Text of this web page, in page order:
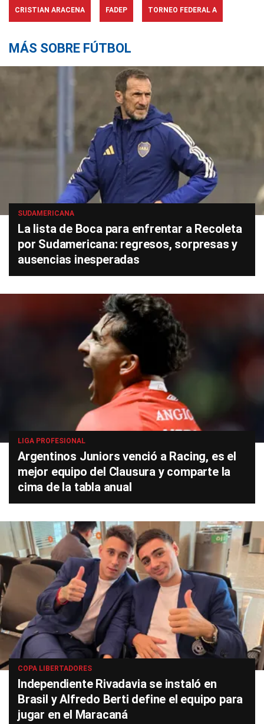
CRISTIAN ARACENA FADEP TORNEO FEDERAL A
MÁS SOBRE FÚTBOL
SUDAMERICANA
La lista de Boca para enfrentar a Recoleta
por Sudamericana: regresos, sorpresas y
ausencias inesperadas
LIGA PROFESIONAL
Argentinos Juniors venció a Racing, es el
mejor equipo del Clausura y comparte la
cima de la tabla anual
COPA LIBERTADORES
Independiente Rivadavia se instaló en
Brasil y Alfredo Berti define el equipo para
jugar en el Maracaná